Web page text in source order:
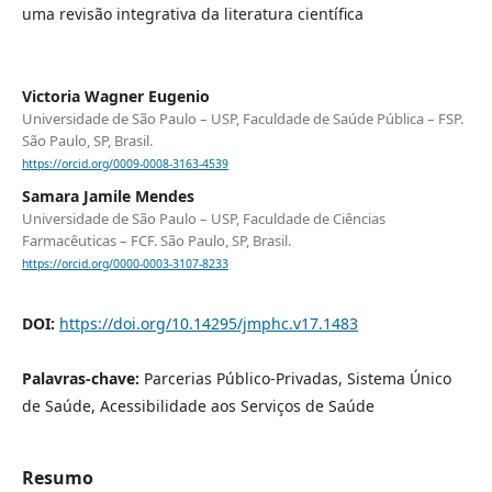
uma revisão integrativa da literatura científica
Victoria Wagner Eugenio
Universidade de São Paulo – USP, Faculdade de Saúde Pública – FSP.
São Paulo, SP, Brasil.
https://orcid.org/0009-0008-3163-4539
Samara Jamile Mendes
Universidade de São Paulo – USP, Faculdade de Ciências
Farmacêuticas – FCF. São Paulo, SP, Brasil.
https://orcid.org/0000-0003-3107-8233
DOI: https://doi.org/10.14295/jmphc.v17.1483
Palavras-chave: Parcerias Público-Privadas, Sistema Único
de Saúde, Acessibilidade aos Serviços de Saúde
Resumo